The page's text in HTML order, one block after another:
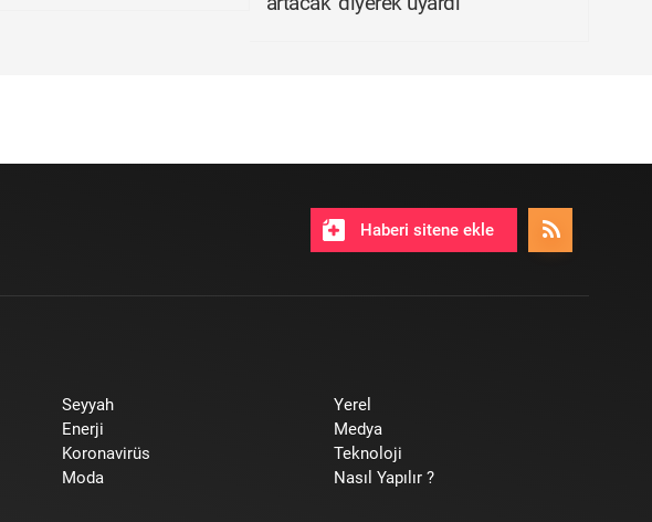
Haberi sitene ekle
Seyyah
Enerji
Koronavirüs
Moda
Yerel
Medya
Teknoloji
Nasıl Yapılır ?